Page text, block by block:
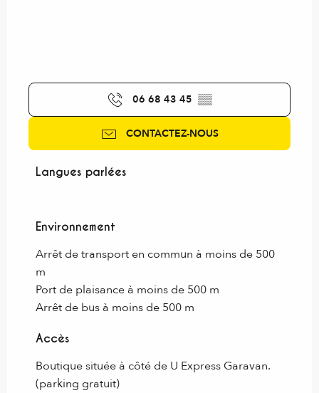
06 68 43 45 ▒▒
CONTACTEZ-NOUS
Langues parlées
Langues parlées
Environnement
Environnement
Arrêt de transport en commun à moins de 500
m
Port de plaisance à moins de 500 m
Arrêt de bus à moins de 500 m
Accès
Accès
Boutique située à côté de U Express Garavan.
(parking gratuit)